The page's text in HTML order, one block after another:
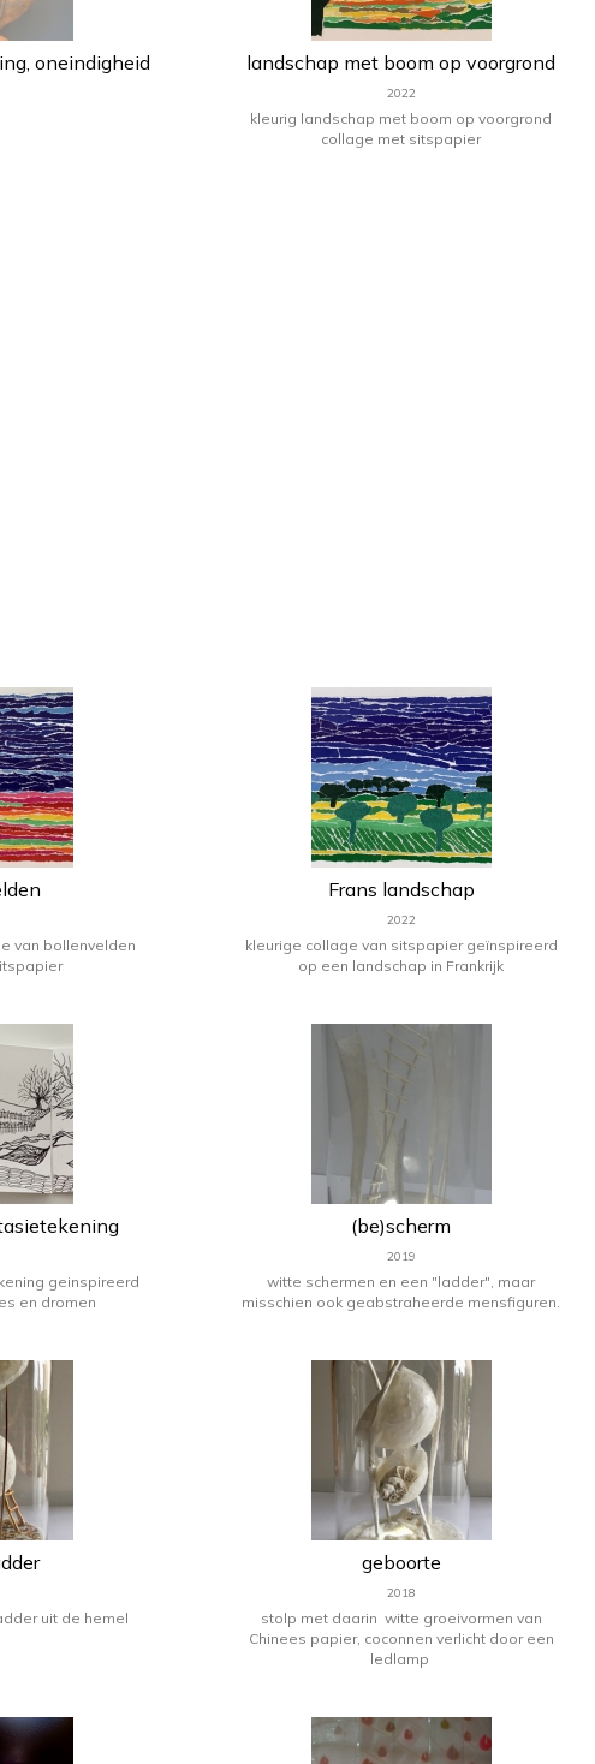
oneindigheid landschap met boom op voorgrond
2022
kleurig landschap met boom op voorgrond
collage met sitspapier
van bollenvelden
Frans landschap
2022
kleurige collage van sitspapier geïnspireerd
op een landschap in Frankrijk
geinspireerd
en dromen
(be)scherm
2019
witte schermen en een "ladder", maar
misschien ook geabstraheerde mensfiguren.
uit de hemel
geboorte
2018
stolp met daarin witte groeivormen van
Chinees papier, coconnen verlicht door een
ledlamp